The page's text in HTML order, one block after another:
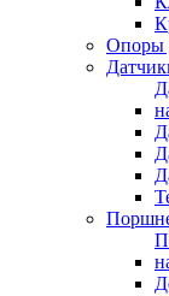
Опоры